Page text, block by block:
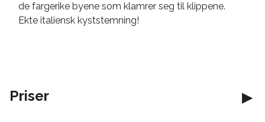
de fargerike byene som klamrer seg til klippene.
Ekte italiensk kyststemning!
Priser